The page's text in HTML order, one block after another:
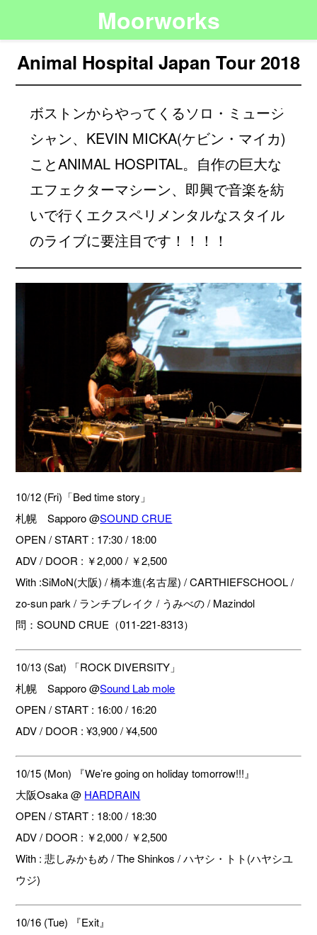
Moorworks
Animal Hospital Japan Tour 2018
ボストンからやってくるソロ・ミュージ
シャン、KEVIN MICKA(ケビン・マイカ)
ことANIMAL HOSPITAL。自作の巨大な
エフェクターマシーン、即興で音楽を紡
いで行くエクスペリメンタルなスタイル
のライブに要注目です！！！！
10/12 (Fri)「Bed time story」
札幌 Sapporo @SOUND CRUE
OPEN / START : 17:30 / 18:00
ADV / DOOR : ￥2,000 / ￥2,500
With :SiMoN(大阪) / 橋本進(名古屋) / CARTHIEFSCHOOL /
zo-sun park / ランチブレイク / うみべの / Mazindol
問：SOUND CRUE（011-221-8313）
10/13 (Sat) 「ROCK DIVERSITY」
札幌 Sapporo @Sound Lab mole
OPEN / START : 16:00 / 16:20
ADV / DOOR : ¥3,900 / ¥4,500
10/15 (Mon) 『We’re going on holiday tomorrow!!!』
大阪Osaka @ HARDRAIN
OPEN / START : 18:00 / 18:30
ADV / DOOR : ￥2,000 / ￥2,500
With : 悲しみかもめ / The Shinkos / ハヤシ・トト(ハヤシユ
ウジ)
10/16 (Tue) 『Exit』